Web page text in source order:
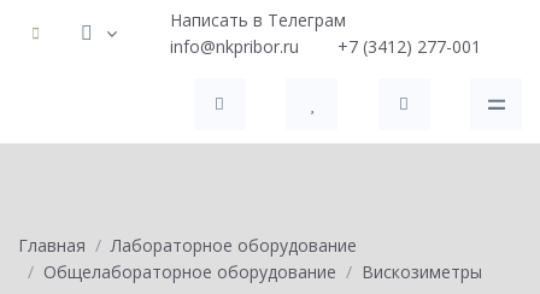
Написать в Телеграм
info@nkpribor.ru
+7 (3412) 277-001
Главная
Лабораторное оборудование
Общелабораторное оборудование
Вискозиметры